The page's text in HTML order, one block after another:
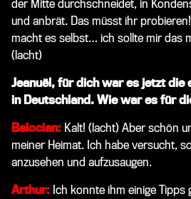
der Mitte durchschneidet, in
und anbrät. Das müsst ihr
macht es selbst… ich sollte mir das
(lacht)
Jeanuël, für dich war es jetzt die
in Deutschland. Wie war es für
Belocian: Kalt! (lacht) Aber schön
meiner Heimat. Ich habe versucht,
anzusehen und aufzusaugen.
Arthur: Ich konnte ihm einige Tipps